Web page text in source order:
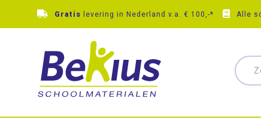
Gratis levering in Nederland v.a. € 100,-* Alle